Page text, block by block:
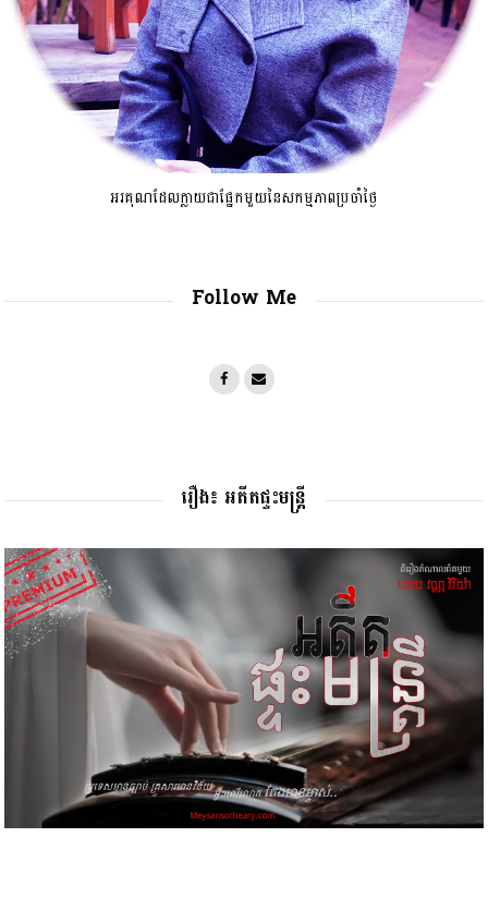
អរគុណដែលក្លាយជាផ្នែកមួយនៃសកម្មភាពប្រចាំថ្ងៃ
Follow Me
រឿង៖ អតីតផ្ទះមន្រ្តី